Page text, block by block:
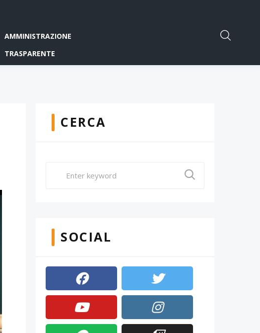
AMMINISTRAZIONE
TRASPARENTE
CERCA
SOCIAL